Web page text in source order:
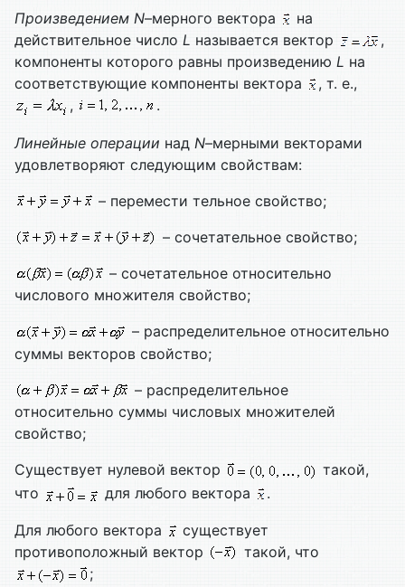
Произведением N–мерного вектора
на
действительное число L называется вектор
,
компоненты которого равны произведению L на
соответствующие компоненты вектора
, т. е.,
,
.
Линейные операции над N–мерными векторами
удовлетворяют следующим свойствам:
– перемести тельное свойство;
– сочетательное свойство;
– сочетательное относительно
числового множителя свойство;
– распределительное относительно
суммы векторов свойство;
– распределительное
относительно суммы числовых множителей
свойство;
Существует нулевой вектор
такой,
что
для любого вектора .
Для любого вектора
существует
противоположный вектор
такой, что
;